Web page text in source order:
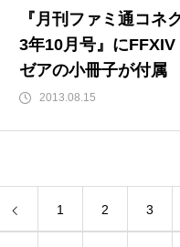
『月刊ファミ通コネ
3年10月号』に
ゼアの小冊子が付属
2013.08.15
1 2 3